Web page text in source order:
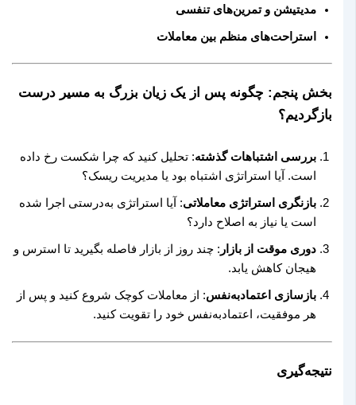
مدیتیشن و تمرین‌های تنفسی
استراحت‌های منظم بین معاملات
بخش پنجم: چگونه پس از یک زیان بزرگ به مسیر درست
بازگردیم؟
بررسی اشتباهات گذشته: تحلیل کنید که چرا شکست رخ داده
است. آیا استراتژی اشتباه بود یا مدیریت ریسک؟
بازنگری استراتژی معاملاتی: آیا استراتژی به‌درستی اجرا شده
است یا نیاز به اصلاح دارد؟
دوری موقت از بازار: چند روز از بازار فاصله بگیرید تا استرس و
هیجان کاهش یابد.
بازسازی اعتمادبه‌نفس: از معاملات کوچک شروع کنید و پس از
هر موفقیت، اعتمادبه‌نفس خود را تقویت کنید.
نتیجه‌گیری